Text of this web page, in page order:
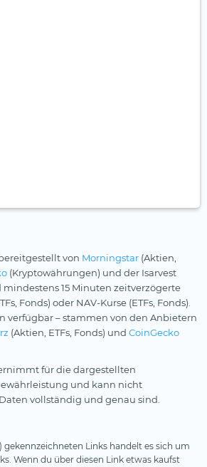
von Morningstar (Aktien,
(Kryptowährungen) und der Isarvest
15 Minuten zeitverzögerte
Fonds) oder NAV-Kurse (ETFs, Fonds).
verfügbar – stammen von den Anbietern
(Aktien, ETFs, Fonds) und CoinGecko
für die dargestellten
und kann nicht
vollständig und genau sind.
gekennzeichneten Links handelt es sich um
Wenn du über diesen Link etwas kaufst